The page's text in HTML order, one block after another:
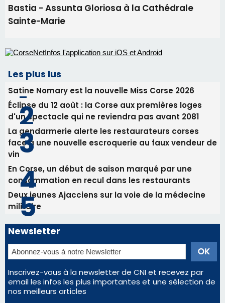
31/07/2026 08:22
82ème anniversaire de la disparition du
30/07/2026 10:16
30/07/2026 09:55
Corte : I Chjami Aghjalesi en concert ce soir
30/07/2026 08:33
Bastia - Assunta Gloriosa à la Cathédrale
Sainte-Marie
Les plus lus
Satine Nomary est la nouvelle Miss Corse 2026
Éclipse du 12 août : la Corse aux premières loges
d'un spectacle qui ne reviendra pas avant 2081
La gendarmerie alerte les restaurateurs corses
face à une nouvelle escroquerie au faux vendeur de
vin
En Corse, un début de saison marqué par une
consommation en recul dans les restaurants